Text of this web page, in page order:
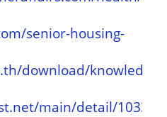
senior-housing-
download/knowledge/
main/detail/103356